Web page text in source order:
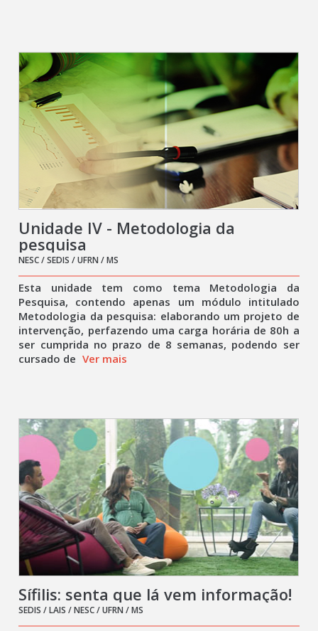
Unidade IV - Metodologia da
pesquisa
NESC / SEDIS / UFRN / MS
Esta unidade tem como tema Metodologia da
Pesquisa, contendo apenas um módulo intitulado
Metodologia da pesquisa: elaborando um projeto de
intervenção, perfazendo uma carga horária de 80h a
ser cumprida no prazo de 8 semanas, podendo ser
cursado de Ver mais
Sífilis: senta que lá vem informação!
SEDIS / LAIS / NESC / UFRN / MS